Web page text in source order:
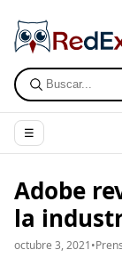
☰
Adobe
la
octubre 3, 2021•